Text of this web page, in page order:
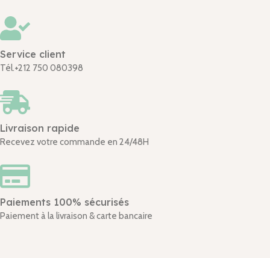
Service client
Tél.+212 750 080398
Livraison rapide
Recevez votre commande en 24/48H
Paiements 100% sécurisés
Paiement à la livraison & carte bancaire